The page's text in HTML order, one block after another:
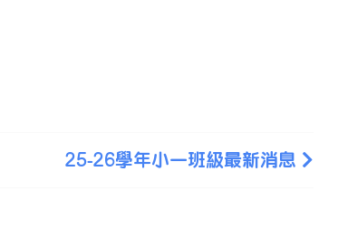
25-26學年小一班級最新消息